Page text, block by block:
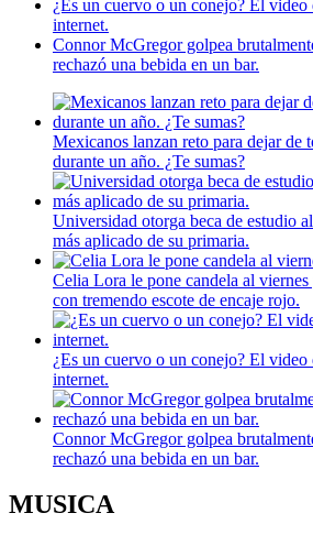
¿Es un cuervo o un conejo? El video
internet.
Connor McGregor golpea
rechazó una bebida en un bar.
Mexicanos lanzan reto para dejar de
durante un año. ¿Te sumas?
Universidad otorga beca de estudio
más aplicado de su primaria.
Celia Lora le pone candela al
con tremendo escote de encaje rojo.
¿Es un cuervo o un conejo? El video
internet.
Connor McGregor golpea
rechazó una bebida en un bar.
MUSICA